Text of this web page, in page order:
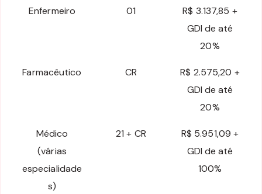
Enfermeiro 01
R$ 3.137,85 +
GDI de até
20%
Farmacêutico CR
R$ 2.575,20 +
GDI de até
20%
Médico
(várias
especialidade
s)
21 + CR
R$ 5.951,09 +
GDI de até
100%